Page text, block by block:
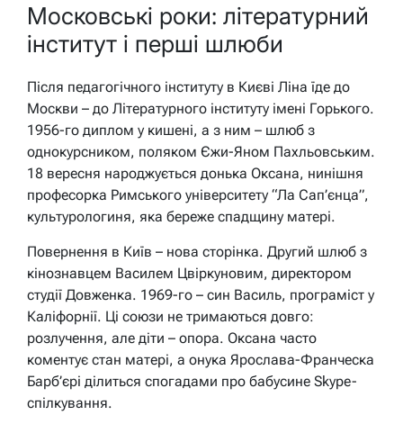
Московські роки: літературний
інститут і перші шлюби
Після педагогічного інституту в Києві Ліна їде до
Москви – до Літературного інституту імені Горького.
1956-го диплом у кишені, а з ним – шлюб з
однокурсником, поляком Єжи-Яном Пахльовським.
18 вересня народжується донька Оксана, нинішня
професорка Римського університету “Ла Сап’єнца”,
культурологиня, яка береже спадщину матері.
Повернення в Київ – нова сторінка. Другий шлюб з
кінознавцем Василем Цвіркуновим, директором
студії Довженка. 1969-го – син Василь, програміст у
Каліфорнії. Ці союзи не тримаються довго:
розлучення, але діти – опора. Оксана часто
коментує стан матері, а онука Ярослава-Франческа
Барб’єрі ділиться спогадами про бабусине Skype-
спілкування.